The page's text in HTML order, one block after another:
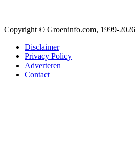
Copyright © Groeninfo.com, 1999-2026
Disclaimer
Privacy Policy
Adverteren
Contact